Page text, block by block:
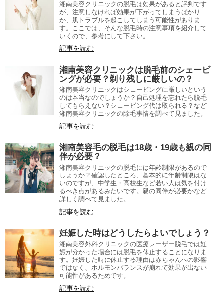
湘南美容クリニックの脱毛は効果があると評判です
が、注意しなければ効果が下がってしまうばかり
か、肌トラブルを起こしてしまう可能性がありま
す。ここでは、そんな脱毛時の注意事項を紹介して
いくので、参考にして下さい。
記事を読む
湘南美容クリニックは脱毛前のシェービ
ングが必要？剃り残しに厳しいの？
湘南美容クリニックはシェービングに厳しいという
のは本当なのでしょうか？自己処理を忘れたら脱毛
してもらえない？シェービング代は取られる？など
湘南美容クリニックの除毛事情を調べて見ました。
記事を読む
湘南美容毛の脱毛は18歳・19歳も親の同
伴が必要？
湘南美容クリニックの脱毛には年齢制限があるので
しょうか？確認したところ、基本的に年齢制限はな
いのですが、中学生・高校生など若い人は気を付け
るべき点があるみたいです。親の同伴が必要かなど
詳しく調べて見ました。
記事を読む
妊娠した時はどうしたらよいでしょう？
湘南美容外科クリニックの医療レーザー脱毛では妊
娠が分かった場合には脱毛を休止することになりま
す。妊娠した時に休止する理由は赤ちゃんへの影響
ではなく、ホルモンバランスが崩れて効果が出ない
可能性があるためです。
記事を読む